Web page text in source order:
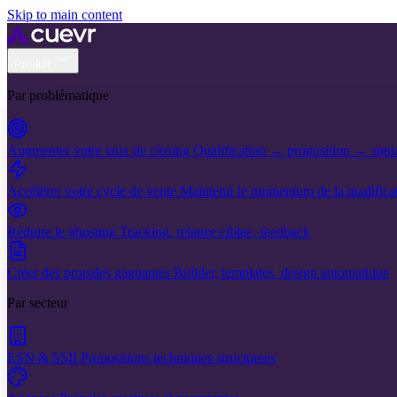
Skip to main content
Par problématique
Augmenter votre taux de closing Qualification → proposition →
Accélérer votre cycle de vente Maintenir le momentum de la
Réduire le ghosting Tracking, relance ciblee, feedback
Créer des propales gagnantes Builder, templates, design automatique
Par secteur
ESN & SSII Propositions techniques structurees